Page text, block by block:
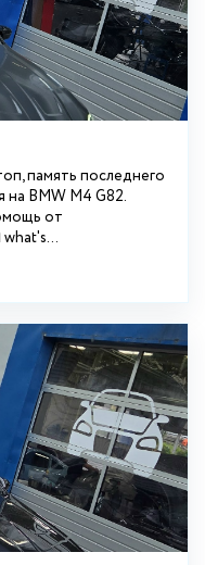
память последнего
на BMW М4 G82.
от